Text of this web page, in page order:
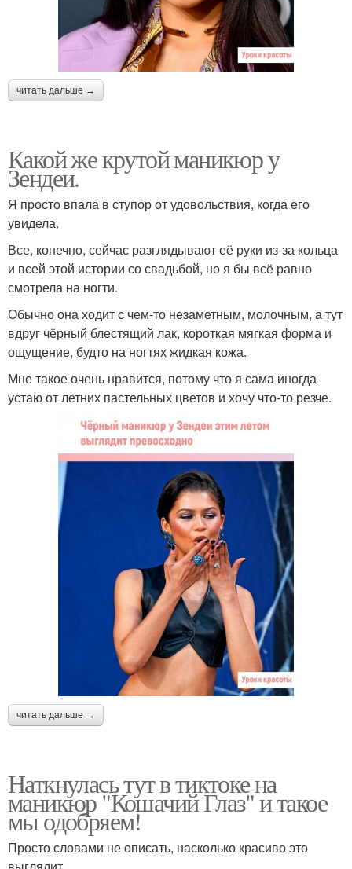
читать дальше →
Какой же крутой маникюр у
Зендеи.
Я просто впала в ступор от удовольствия, когда его
увидела.
Все, конечно, сейчас разглядывают её руки из-за кольца
и всей этой истории со свадьбой, но я бы всё равно
смотрела на ногти.
Обычно она ходит с чем-то незаметным, молочным, а тут
вдруг чёрный блестящий лак, короткая мягкая форма и
ощущение, будто на ногтях жидкая кожа.
Мне такое очень нравится, потому что я сама иногда
устаю от летних пастельных цветов и хочу что-то резче.
читать дальше →
Наткнулась тут в тиктоке на
маникюр "Кошачий Глаз" и такое
мы одобряем!
Просто словами не описать, насколько красиво это